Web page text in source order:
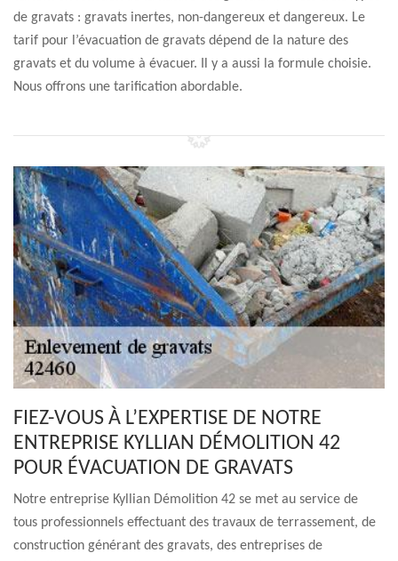
de gravats : gravats inertes, non-dangereux et dangereux. Le
tarif pour l’évacuation de gravats dépend de la nature des
gravats et du volume à évacuer. Il y a aussi la formule choisie.
Nous offrons une tarification abordable.
FIEZ-VOUS À L’EXPERTISE DE NOTRE
ENTREPRISE KYLLIAN DÉMOLITION 42
POUR ÉVACUATION DE GRAVATS
Notre entreprise Kyllian Démolition 42 se met au service de
tous professionnels effectuant des travaux de terrassement, de
construction générant des gravats, des entreprises de